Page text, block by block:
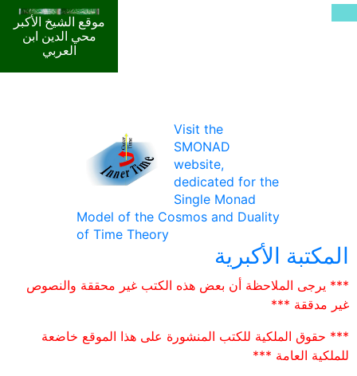
موقع الشيخ الأكبر
محي الدين ابن
العربي
Visit the
SMONAD
website,
dedicated for the
Single Monad
Model of the Cosmos and Duality
of Time Theory
المكتبة الأكبرية
*** يرجى الملاحظة أن بعض هذه الكتب غير محققة والنصوص
غير مدققة ***
*** حقوق الملكية للكتب المنشورة على هذا الموقع خاضعة
للملكية العامة ***